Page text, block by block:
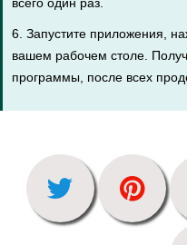
6. Запустите приложения,
вашем рабочем столе.
программы, после всех